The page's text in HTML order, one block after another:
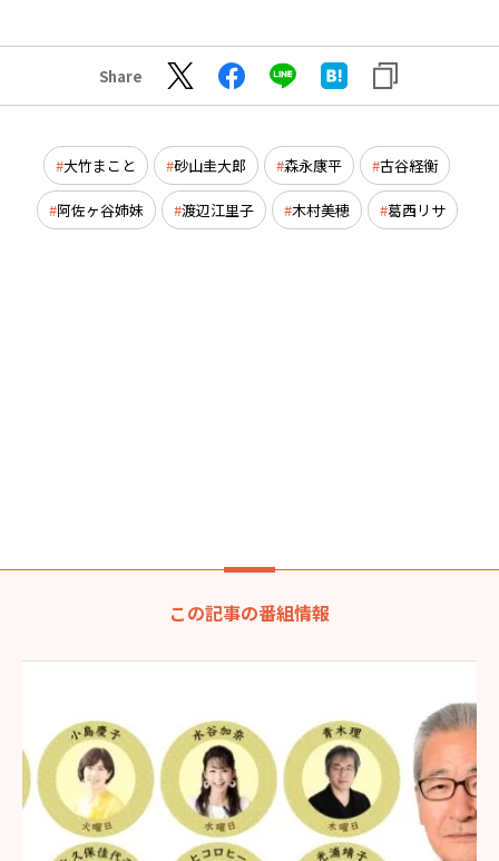
Share
大竹まこと 砂山圭大郎 森永康平 古谷経衡
阿佐ヶ谷姉妹 渡辺江里子 木村美穂 葛西リサ
この記事の番組情報